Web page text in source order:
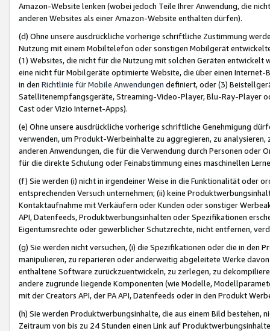
Amazon-Website lenken (wobei jedoch Teile Ihrer Anwendung, die
anderen Websites als einer Amazon-Website enthalten dürfen).
(d) Ohne unsere ausdrückliche vorherige schriftliche Zustimmung
Nutzung mit einem Mobiltelefon oder sonstigen Mobilgerät
(1) Websites, die nicht für die Nutzung mit solchen Geräten
eine nicht für Mobilgeräte optimierte Website, die über einen
in den Richtlinie für Mobile Anwendungen definiert, oder (3)
Satellitenempfangsgeräte, Streaming-Video-Player, Blu-Ray-Player
Cast oder Vizio Internet-Apps).
(e) Ohne unsere ausdrückliche vorherige schriftliche Genehmigung
verwenden, um Produkt-Werbeinhalte zu aggregieren, zu
anderen Anwendungen, die für die Verwendung durch Personen
für die direkte Schulung oder Feinabstimmung eines maschinellen
(f) Sie werden (i) nicht in irgendeiner Weise in die Funktionalität oder
entsprechenden Versuch unternehmen; (ii) keine
Kontaktaufnahme mit Verkäufern oder Kunden oder sonstiger
API, Datenfeeds, Produktwerbungsinhalten oder Spezifikationen
Eigentumsrechte oder gewerblicher Schutzrechte, nicht entfernen,
(g) Sie werden nicht versuchen, (i) die Spezifikationen oder die in
manipulieren, zu reparieren oder anderweitig abgeleitete Werke
enthaltene Software zurückzuentwickeln, zu zerlegen, zu
andere zugrunde liegende Komponenten (wie Modelle,
mit der Creators API, der PA API, Datenfeeds oder in den Produkt
(h) Sie werden Produktwerbungsinhalte, die aus einem Bild bestehen,
Zeitraum von bis zu 24 Stunden einen Link auf